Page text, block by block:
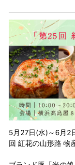
5月27日(水)～6月2
回 紅花の山形路 物